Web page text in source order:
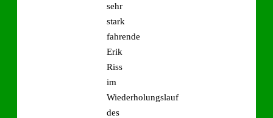
sehr
stark
fahrende
Erik
Riss
im
Wiederholungslauf
des